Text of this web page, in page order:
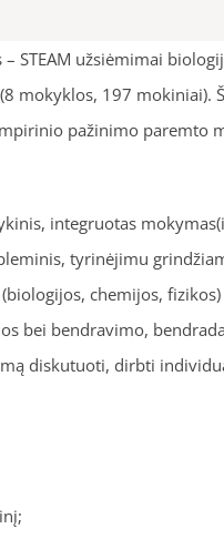
STEAM užsiėmimai
mokyklos, 197 mokiniai).
pažinimo paremto
integruotas
tyrinėjimu
chemijos,
bei bendravimo,
diskutuoti, dirbti